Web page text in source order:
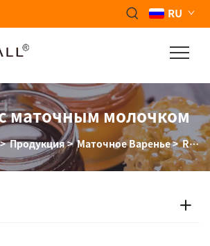
RU
маточным молочком
Продукция>Маточное Варенье>Royal Jelly Капсулы